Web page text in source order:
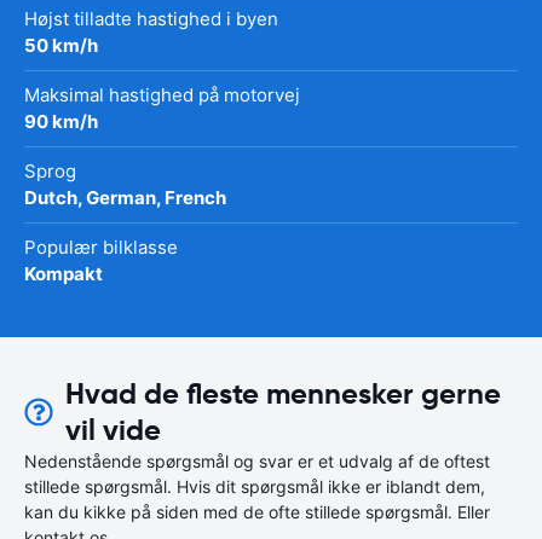
Højst tilladte hastighed i byen
50 km/h
Maksimal hastighed på motorvej
90 km/h
Sprog
Dutch, German, French
Populær bilklasse
Kompakt
Hvad de fleste mennesker gerne
vil vide
Nedenstående spørgsmål og svar er et udvalg af de oftest
stillede spørgsmål. Hvis dit spørgsmål ikke er iblandt dem,
kan du kikke på siden med de ofte stillede spørgsmål. Eller